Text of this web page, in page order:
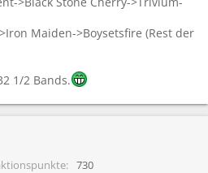
Maiden->Boysetsfire (Rest der
1/2 Bands.
730